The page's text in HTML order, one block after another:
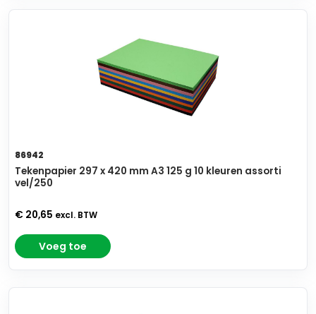
86942
Tekenpapier 297 x 420 mm A3 125 g 10 kleuren assorti
vel/250
€ 20,65 excl. BTW
Voeg toe